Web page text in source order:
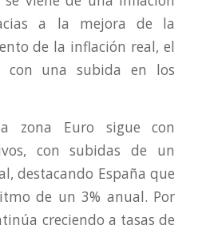
a la mejora de la
de la inflación real, el
con una subida en los
zona Euro sigue con
con subidas de un
destacando España que
de un 3% anual. Por
creciendo a tasas de